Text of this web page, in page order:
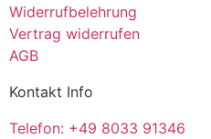
Widerrufbelehrung
Vertrag widerrufen
AGB
Kontakt Info
Telefon: +49 8033 91346